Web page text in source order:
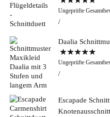
Bewertet mit
5.00von 5
Ungeprüfte
Daalia
Bewertet mit
5.00von 5
Ungeprüfte
Escapade
Knotenausschnitt